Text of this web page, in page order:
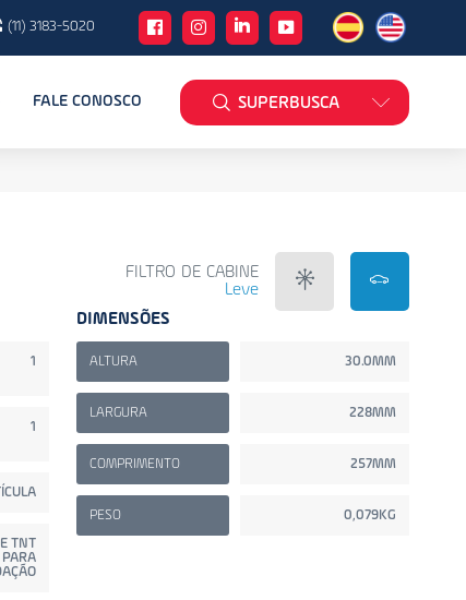
(11) 3183-5020
FALE CONOSCO SUPERBUSCA
FILTRO DE CABINE
Leve
1
1
TNT
DIMENSÕES
ALTURA 30.0MM
LARGURA 228MM
COMPRIMENTO 257MM
PESO 0,079KG